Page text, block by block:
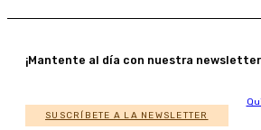
¡Mantente al día con nuestra
SUSCRÍBETE A LA NEWSLETTER